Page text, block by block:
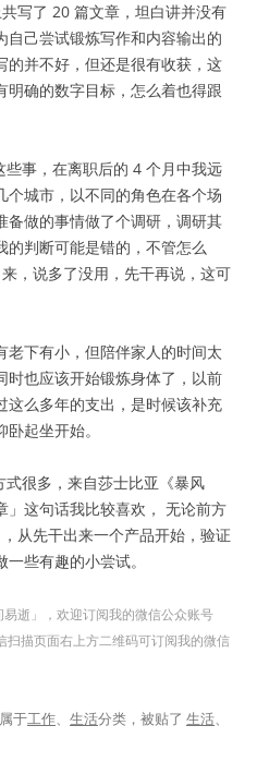
写了 20 篇文章，坦白讲并没有
己尝试锻炼写作和内容输出的
的并不好，但还是很有收获，这
确的数字目标，怎么着也得跟
事，在离职后的 4 个月中我远
个城市，以不同的角色在各个场
备做的事情做了个调研，调研其
的判断可能是错的，不管怎么
，说多了没用，先干再说，这可
下有小，但陪伴家人的时间太
时也应该开始锻炼身体了，以前
这么多年的支出，是时候该补充
起坐开始。
很多，来自莎士比亚《暴风
」这句话我比较喜欢， 无论前方
从先干出来一个产品开始，验证
些有趣的小尝试。
逝」，欢迎订阅我的微信公众账号
描页面右上方二维码可订阅我的微信
于工作、 生活分类，被贴了 生活、